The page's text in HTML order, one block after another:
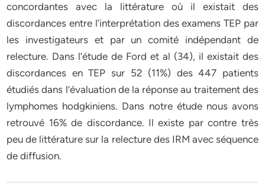
concordantes avec la littérature où il existait des
discordances entre l’interprétation des examens TEP par
les investigateurs et par un comité indépendant de
relecture. Dans l’étude de Ford et al (34), il existait des
discordances en TEP sur 52 (11%) des 447 patients
étudiés dans l’évaluation de la réponse au traitement des
lymphomes hodgkiniens. Dans notre étude nous avons
retrouvé 16% de discordance. Il existe par contre très
peu de littérature sur la relecture des IRM avec séquence
de diffusion.